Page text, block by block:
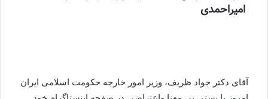
امیراحمدی
آقای دکتر جواد ظریف، وزیر امور خارجه حکومت اسلامی ایران